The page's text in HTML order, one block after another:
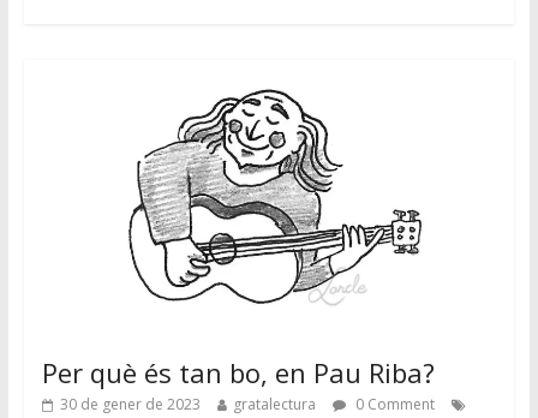
Per què és tan bo, en Pau Riba?
30 de gener de 2023 gratalectura
0 Comment